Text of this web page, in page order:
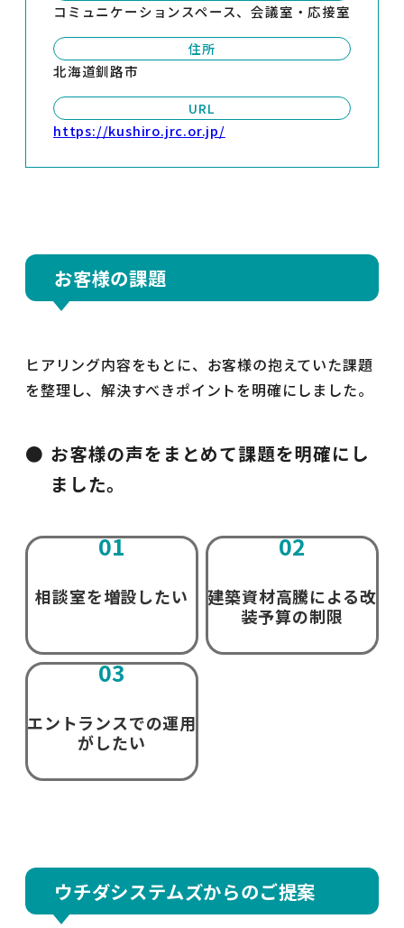
コミュニケーションスペース、会議室・応接室
住所
北海道釧路市
URL
https://kushiro.jrc.or.jp/
お客様の課題
ヒアリング内容をもとに、お客様の抱えていた課題
を整理し、解決すべきポイントを明確にしました。
お客様の声をまとめて課題を明確にし
ました。
01
相談室を増設したい
02
建築資材高騰による改
装予算の制限
03
エントランスでの運用
がしたい
ウチダシステムズからのご提案